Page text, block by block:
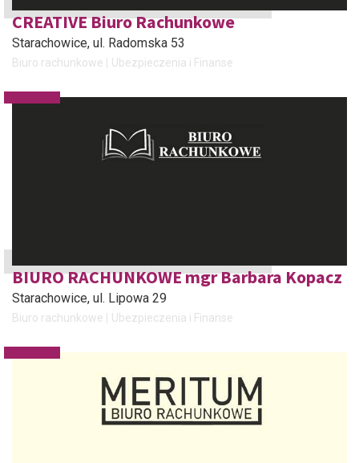
CREATIVE Biuro Rachunkowe
Starachowice, ul. Radomska 53
Biuro rachunkowe Ubezpieczenia i Finanse
BIURO RACHUNKOWE mgr Barbara Kopacz
Starachowice, ul. Lipowa 29
Biuro rachunkowe Ubezpieczenia i Finanse